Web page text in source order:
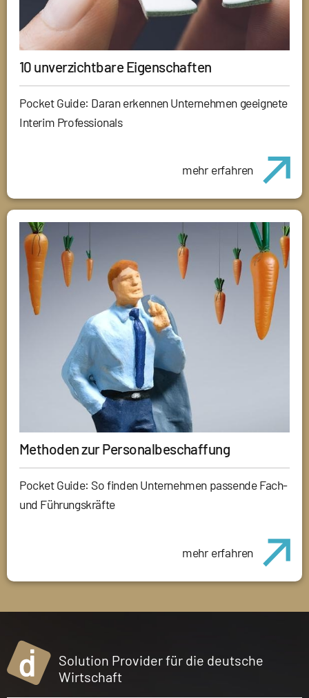
10 unverzichtbare Eigenschaften
Pocket Guide: Daran erkennen Unternehmen geeignete
Interim Professionals
mehr erfahren
Methoden zur Personalbeschaffung
Pocket Guide: So finden Unternehmen passende Fach-
und Führungskräfte
mehr erfahren
Solution Provider für die deutsche
Wirtschaft